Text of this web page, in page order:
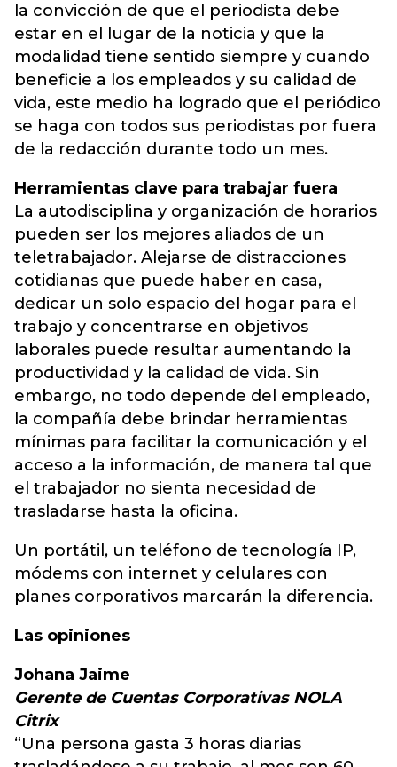
la convicción de que el periodista debe
estar en el lugar de la noticia y que la
modalidad tiene sentido siempre y cuando
beneficie a los empleados y su calidad de
vida, este medio ha logrado que el periódico
se haga con todos sus periodistas por fuera
de la redacción durante todo un mes.
Herramientas clave para trabajar fuera
La autodisciplina y organización de horarios
pueden ser los mejores aliados de un
teletrabajador. Alejarse de distracciones
cotidianas que puede haber en casa,
dedicar un solo espacio del hogar para el
trabajo y concentrarse en objetivos
laborales puede resultar aumentando la
productividad y la calidad de vida. Sin
embargo, no todo depende del empleado,
la compañía debe brindar herramientas
mínimas para facilitar la comunicación y el
acceso a la información, de manera tal que
el trabajador no sienta necesidad de
trasladarse hasta la oficina.
Un portátil, un teléfono de tecnología IP,
módems con internet y celulares con
planes corporativos marcarán la diferencia.
Las opiniones
Johana Jaime
Gerente de Cuentas Corporativas NOLA
Citrix
“Una persona gasta 3 horas diarias